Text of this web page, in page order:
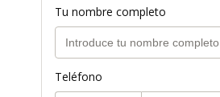
Tu nombre completo
Teléfono